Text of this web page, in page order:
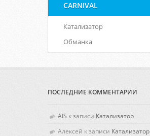
CARNIVAL
Катализатор
Обманка
ПОСЛЕДНИЕ КОММЕНТАРИИ
AIS к записи Катализатор
Алексей к записи Катализатор